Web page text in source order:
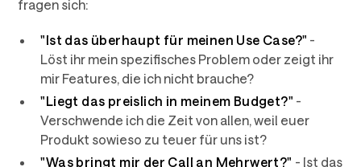
fragen sich:
"Ist das überhaupt für meinen Use Case?" -
Löst ihr mein spezifisches Problem oder zeigt ihr
mir Features, die ich nicht brauche?
"Liegt das preislich in meinem Budget?" -
Verschwende ich die Zeit von allen, weil euer
Produkt sowieso zu teuer für uns ist?
"Was bringt mir der Call an Mehrwert?" - Ist das